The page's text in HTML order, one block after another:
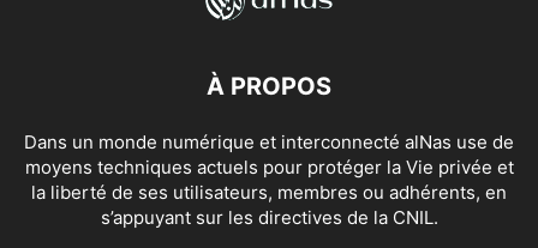
À PROPOS
Dans un monde numérique et interconnecté alNas use de
moyens techniques actuels pour protéger la Vie privée et
la liberté de ses utilisateurs, membres ou adhérents, en
s’appuyant sur les directives de la CNIL.